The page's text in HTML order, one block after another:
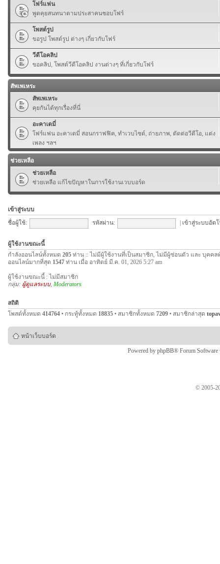
โฟร์แฟน
พูดคุยสนทนาตามประสาคนชอบโฟร์
โพสต์รูป
ขอรูป โพสต์รูป ต่างๆ เกี่ยวกับโฟร์
วีดีโอคลิป
ขอคลิป, โพสต์วีดีโอคลิป งานต่างๆ ที่เกี่ยวกับโฟร์
สัพเพเหระ
สัพเพเหระ
คุยกันได้ทุกเรื่องที่นี่
อะคาเดมี่
โฟร์แฟน อะคาเดมี่ สอนกราฟฟิค, ทำเวบไซต์, ถ่ายภาพ, ตัดต่อวีดีโอ, แต่ง
เพลง ฯลฯ
ช่วยเหลือ
ช่วยเหลือ
ช่วยเหลือ แก้ไขปัญหาในการใช้งานเวบบอร์ด
เข้าสู่ระบบ
ชื่อผู้ใช้:
รหัสผ่าน: เข้าสู่ระบบอัต
ผู้ใช้งานขณะนี้
กำลังออนไลน์ทั้งหมด 205 ท่าน :: ไม่มีผู้ใช้งานที่เป็นสมาชิก, ไม่มีผู้ซ่อนตัว และ บุคคล
ออนไลน์มากที่สุด 1547 ท่าน เมื่อ อาทิตย์ มี.ค. 01, 2026 5:27 am
ผู้ใช้งานขณะนี้ : ไม่มีสมาชิก
กลุ่ม: ผู้ดูแลระบบ, Moderators
สถิติ
โพสต์ทั้งหมด 414764 • กระทู้ทั้งหมด 18835 • สมาชิกทั้งหมด 7209 • สมาชิกล่าสุด
หน้าเว็บบอร์ด
Powered by phpBB® Forum
© 2005-